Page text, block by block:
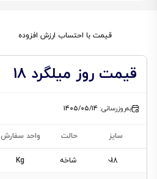
قیمت با احتساب ارزش افزوده
قیمت روز میلگرد 18
به‌روزرسانی:۱۴۰۵/۰۵/۱۴
سایز حالت واحد سفارش
18 شاخه Kg